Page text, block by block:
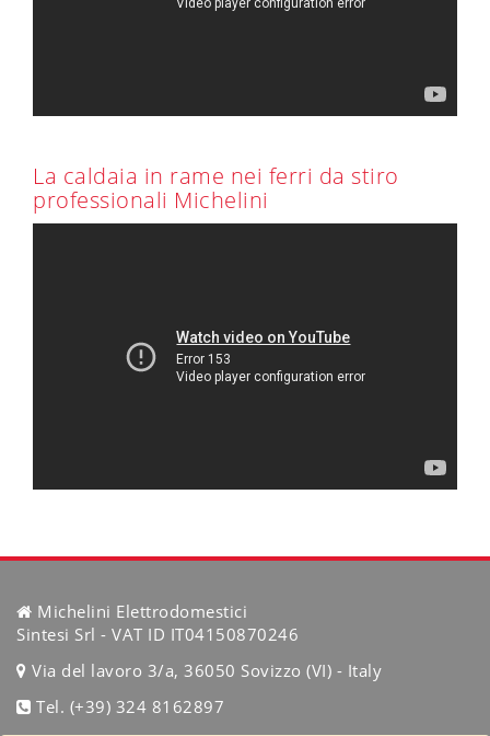
La caldaia in rame nei ferri da stiro
professionali Michelini
Michelini Elettrodomestici
Sintesi Srl - VAT ID IT04150870246
Via del lavoro 3/a, 36050 Sovizzo (VI) - Italy
Tel. (+39) 324 8162897